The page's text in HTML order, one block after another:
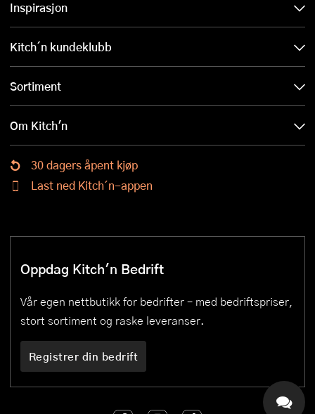
Inspirasjon
Kitch´n kundeklubb
Sortiment
Om Kitch'n
30 dagers åpent kjøp
Last ned Kitch´n-appen
Oppdag Kitch'n Bedrift
Vår egen nettbutikk for bedrifter – med bedriftspriser,
stort sortiment og raske leveranser.
Registrer din bedrift